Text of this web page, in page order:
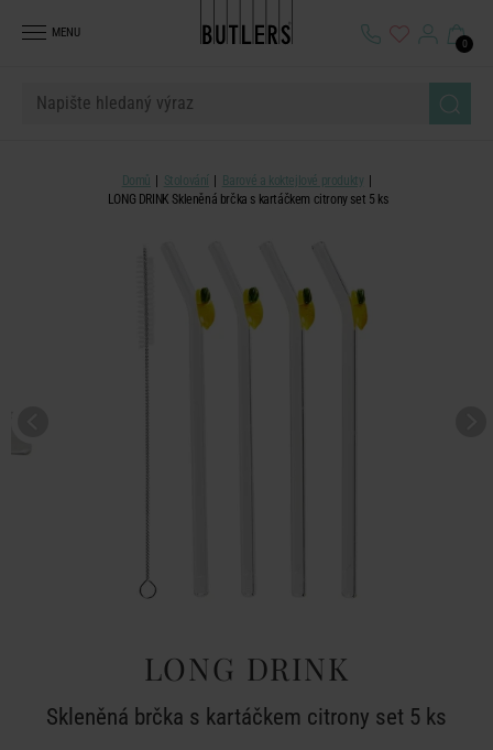
MENU
0
Domů Stolování
Barové a koktejlové produkty
LONG DRINK Skleněná brčka s kartáčkem citrony set 5 ks
LONG DRINK
Skleněná brčka s kartáčkem citrony set 5 ks